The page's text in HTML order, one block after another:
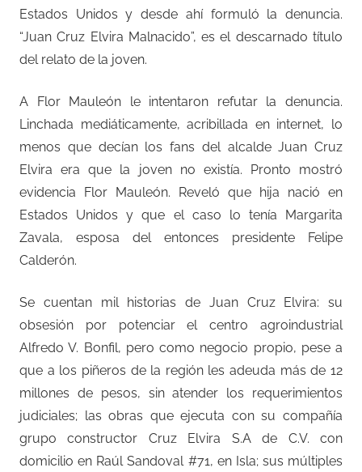
Estados Unidos y desde ahí formuló la denuncia.
“Juan Cruz Elvira Malnacido”, es el descarnado título
del relato de la joven.
A Flor Mauleón le intentaron refutar la denuncia.
Linchada mediáticamente, acribillada en internet, lo
menos que decían los fans del alcalde Juan Cruz
Elvira era que la joven no existía. Pronto mostró
evidencia Flor Mauleón. Reveló que hija nació en
Estados Unidos y que el caso lo tenía Margarita
Zavala, esposa del entonces presidente Felipe
Calderón.
Se cuentan mil historias de Juan Cruz Elvira: su
obsesión por potenciar el centro agroindustrial
Alfredo V. Bonfil, pero como negocio propio, pese a
que a los piñeros de la región les adeuda más de 12
millones de pesos, sin atender los requerimientos
judiciales; las obras que ejecuta con su compañía
grupo constructor Cruz Elvira S.A de C.V. con
domicilio en Raúl Sandoval #71, en Isla; sus múltiples